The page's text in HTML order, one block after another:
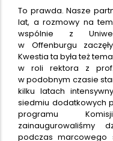
To prawda. Nasze
lat, a rozmowy na
wspólnie z
w Offenburgu
Kwestia ta była też
w roli rektora z prof.
w podobnym czasie
kilku latach
siedmiu dodatkowych
programu
zainaugurowaliśmy
podczas marcowego